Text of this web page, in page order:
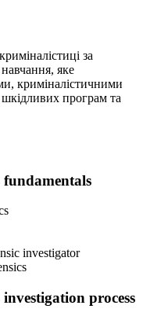
за
яке
криміналістичними
шкідливих програм та
investigator
process